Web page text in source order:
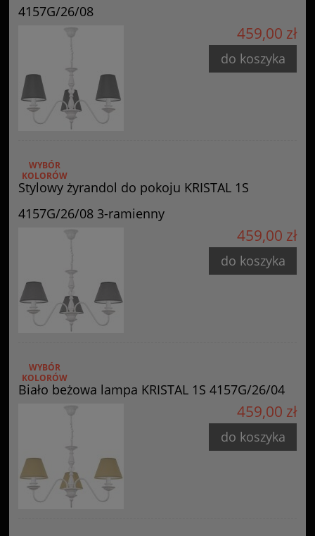
4157G/26/08
459,00 zł
do koszyka
Stylowy żyrandol do pokoju KRISTAL 1S
4157G/26/08 3-ramienny
WYBÓR
KOLORÓW
459,00 zł
do koszyka
Biało beżowa lampa KRISTAL 1S 4157G/26/04
WYBÓR
KOLORÓW
459,00 zł
do koszyka